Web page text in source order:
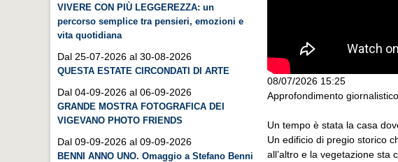
VIVERE CON PIÙ LEGGEREZZA: un
percorso semplice tra pensieri, emozioni e
vita quotidiana
Dal 25-07-2026 al 30-08-2026
QUESTA ESTATE CIRCONDATI DI ARTE
Dal 04-09-2026 al 06-09-2026
GRANDE MOSTRA FOTOGRAFICA DEI
VIGEVANO PHOTO FRIENDS
Dal 09-09-2026 al 09-09-2026
BENNI ANNO UNO. Omaggio a Stefano Benni
08/07/2026 15:25
Approfondimento
Un tempo è stata la casa
Un edificio di pregio storico
all’altro e la vegetazione sta